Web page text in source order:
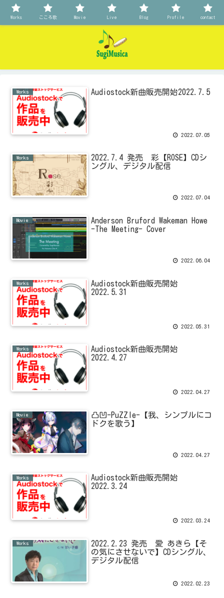
Works Audiostock新曲販売開始2022.7.5
2022.07.05
Works
2022.7.4 発売 彩【ROSE】CDシ
ングル、デジタル配信
2022.07.04
Movie
Anderson Bruford Wakeman Howe
-The Meeting- Cover
2022.06.04
Works
Audiostock新曲販売開始
2022.5.31
2022.05.31
Works
Audiostock新曲販売開始
2022.4.27
2022.04.27
Movie
凸凹-PuZZle-【我、シンプルにコ
ドクを歌う】
2022.04.27
Works
Audiostock新曲販売開始
2022.3.24
2022.03.24
Works
2022.2.23 発売 愛 あきら【そ
の気にさせないで】CDシングル、
デジタル配信
2022.02.23
Works こころ歌 Movie Live Blog Profile contact